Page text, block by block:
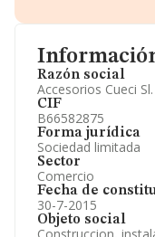
Razón social
Accesorios Cueci
CIF
B66582875
Forma jurídica
Sociedad limitada
Sector
Comercio
Fecha de
30-7-2015
Objeto social
Información